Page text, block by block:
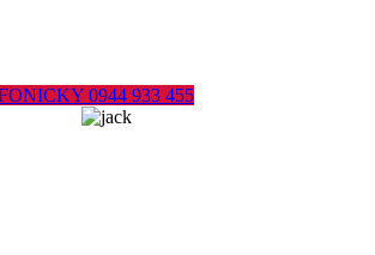
0944 933 455